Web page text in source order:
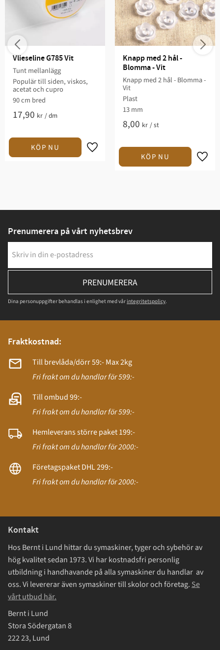
Vlieseline G785 Vit
Tunt mellanlägg
Populär till siden, viskos,
acetat och cupro
90 cm bred
17,90 kr /dm
Knapp med 2 hål -
Blomma - Vit
Knapp med 2 hål - Blomma -
Vit
Plast
13 mm
8,00 kr /st
Prenumerera på vårt nyhetsbrev
PRENUMERERA
Dina personuppgifter behandlas i enlighet med vår integritetspolicy.
Fraktkostnad:
Till brevlåda/dörr 59:- Max 2kg
Fri frakt om du handlar för 599:-
Till ombud 99:-
Fri frakt om du handlar för 599:-
Hemleverans större paket 199:-
Fri frakt om du handlar för 2000:-
Företagspaket DHL 299:-
Fri frakt om du handlar för 2000:-
Kontakt
Hos Bernt i Lund hittar du symaskiner, tyger och sybehör av
hög kvalitet sedan 1973. Vi har kostnadsfri personlig
utbildning i handhavande på alla symaskiner du handlar av
oss. Vi levererar även symaskiner till skolor och företag. Se
vårt utbud här.
Bernt i Lund
Stora Södergatan 8
222 23, Lund